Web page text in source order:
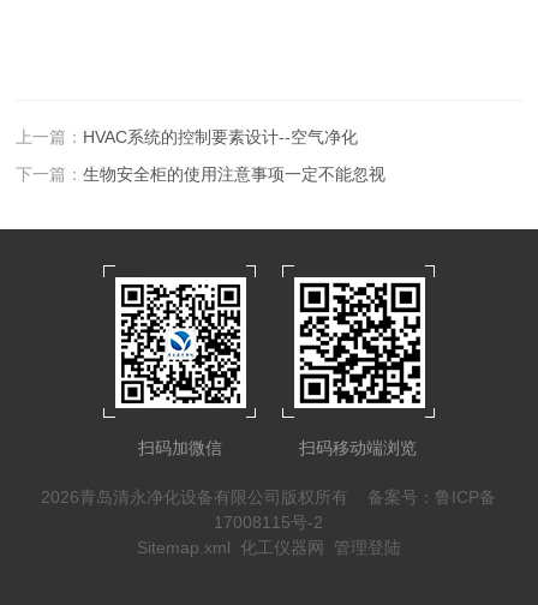
上一篇： HVAC系统的控制要素设计--空气净化
下一篇：生物安全柜的使用注意事项一定不能忽视
扫码加微信 扫码移动端浏览
2026青岛清永净化设备有限公司版权所有 备案号：鲁ICP备
17008115号-2
Sitemap.xml 化工仪器网 管理登陆